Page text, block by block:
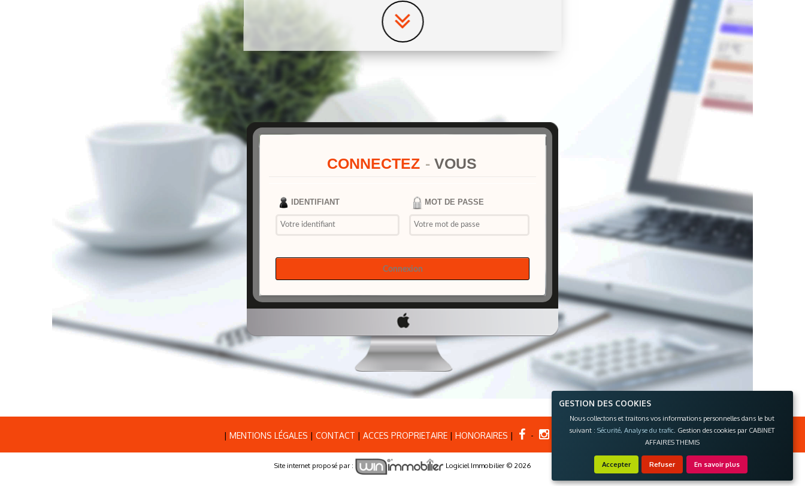
GESTION DES COOKIES
Nous collectons et traitons vos informations personnelles dans le but
suivant :Sécurité, Analyse du trafic. Gestion des cookies par CABINET
AFFAIRES THEMIS
Accepter Refuser En savoir plus
| MENTIONS LÉGALES | CONTACT | ACCES PROPRIETAIRE| HONORAIRES | - -
Site internet proposé par : Logiciel Immobilier © 2026